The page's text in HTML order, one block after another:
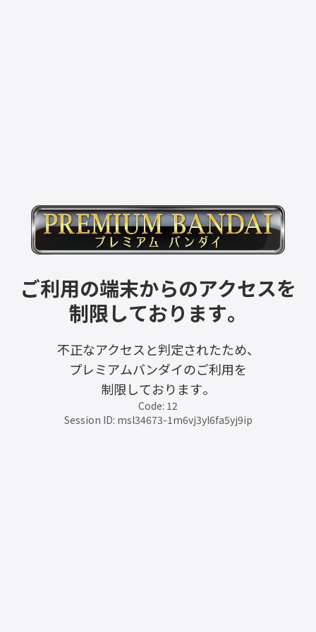
ご利用の端末からのアクセスを
制限しております。
不正なアクセスと判定されたため、
プレミアムバンダイのご利用を
制限しております。
Code: 12
Session ID: msl34673-1m6vj3yl6fa5yj9ip